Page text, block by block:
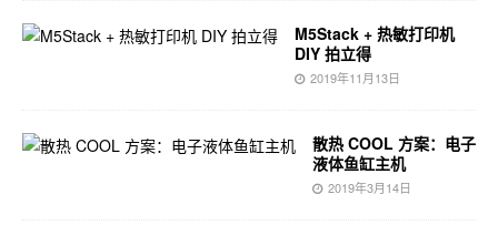
M5Stack + 热敏打印机
DIY 拍立得
2019年11月13日
散热 COOL 方案：电子
液体鱼缸主机
2019年3月14日